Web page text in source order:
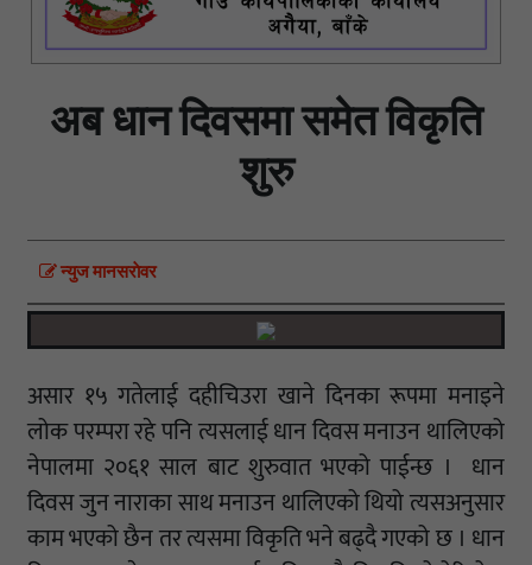
अब धान दिवसमा समेत विकृति
शुरु
न्युज मानसराेवर
असार १५ गतेलाई दहीचिउरा खाने दिनका रूपमा मनाइने
लोक परम्परा रहे पनि त्यसलाई धान दिवस मनाउन थालिएको
नेपालमा २०६१ साल बाट शुरुवात भएको पाईन्छ । धान
दिवस जुन नाराका साथ मनाउन थालिएको थियो त्यसअनुसार
काम भएको छैन तर त्यसमा विकृति भने बढ्दै गएको छ । धान